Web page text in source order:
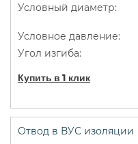
Купить в 1 клик
Отвод в ВУС изоляции